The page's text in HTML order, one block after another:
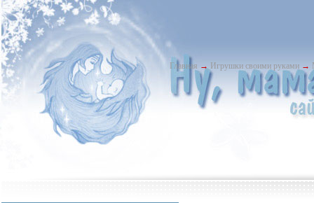
Главная → Игрушки своими руками →